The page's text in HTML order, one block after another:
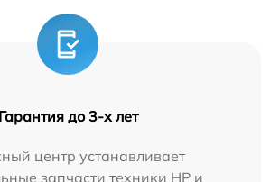
Гарантия до 3-х лет
центр устанавливает
запчасти техники HP и